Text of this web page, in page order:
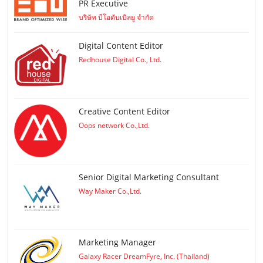
PR Executive
บริษัท บีโอดับเบิลยู จำกัด
Digital Content Editor
Redhouse Digital Co., Ltd.
Creative Content Editor
Oops network Co.,Ltd.
Senior Digital Marketing Consultant
Way Maker Co.,Ltd.
Marketing Manager
Galaxy Racer DreamFyre, Inc. (Thailand)